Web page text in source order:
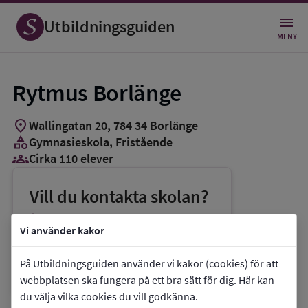
Vi använder kakor
På Utbildningsguiden använder vi kakor (cookies) för att
webbplatsen ska fungera på ett bra sätt för dig. Här kan
du välja vilka cookies du vill godkänna.
Utbildningsguiden MENY
Rytmus Borlänge
location_onWallingatan 20, 784 34 Borlänge
categoryGymnasieskola, Fristående
groups_3Cirka 110 elever
Vill du kontakta skolan?
phoneTelefon:0243-217170
mailE-post:info.borlange@rytmus.se
linkWebbplats:Rytmus Borlänge